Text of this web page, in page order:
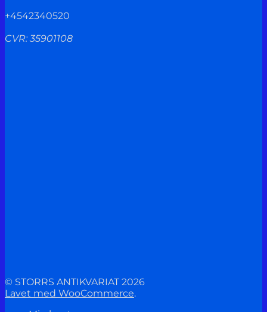
+4542340520
CVR: 35901108
© STORRS ANTIKVARIAT 2026
Lavet med WooCommerce.